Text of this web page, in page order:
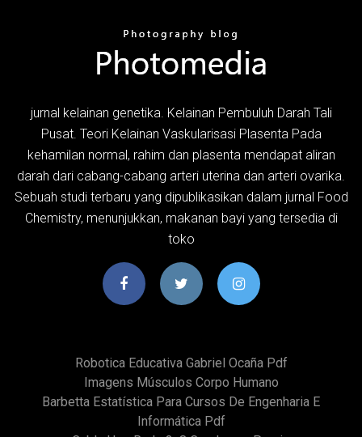
jurnal kelainan genetika. Kelainan Pembuluh Darah Tali
Pusat. Teori Kelainan Vaskularisasi Plasenta Pada
kehamilan normal, rahim dan plasenta mendapat aliran
darah dari cabang-cabang arteri uterina dan arteri ovarika.
Sebuah studi terbaru yang dipublikasikan dalam jurnal Food
Chemistry, menunjukkan, makanan bayi yang tersedia di
toko
Robotica Educativa Gabriel Ocaña Pdf
Imagens Músculos Corpo Humano
Barbetta Estatística Para Cursos De Engenharia E
Informática Pdf